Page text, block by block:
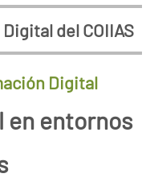
del COIIAS
Digital
en entornos